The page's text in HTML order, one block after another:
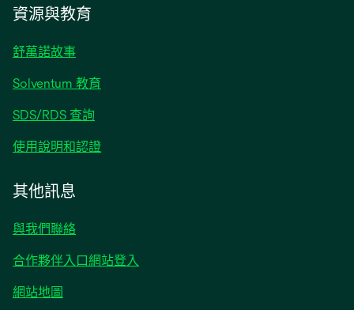
標
籤
中
啟
資源與教育
舒萬諾故事
Solventum 教育
SDS/RDS 查詢
使用說明和認證
其他訊息
與我們聯絡
合作夥伴入口網站登入
網站地圖